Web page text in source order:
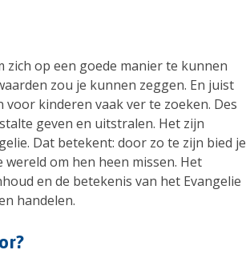
op een goede manier te kunnen
zou je kunnen zeggen. En juist
kinderen vaak ver te zoeken. Des
geven en uitstralen. Het zijn
Dat betekent: door zo te zijn bied je
om hen heen missen. Het
en de betekenis van het Evangelie
handelen.